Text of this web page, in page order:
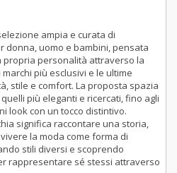
ampia e curata di
donna, uomo e bambini, pensata
personalità attraverso la
più esclusivi e le ultime
stile e comfort. La proposta spazia
più eleganti e ricercati, fino agli
look con un tocco distintivo.
significa raccontare una storia,
la moda come forma di
stili diversi e scoprendo
rappresentare sé stessi attraverso